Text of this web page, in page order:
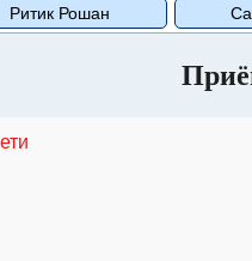
Ритик Рошан